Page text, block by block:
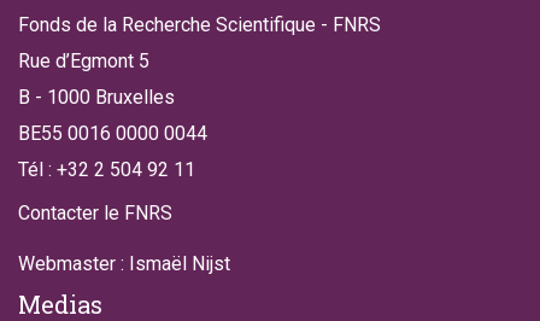
Fonds de la Recherche Scientifique - FNRS
Rue d’Egmont 5
B - 1000 Bruxelles
BE55 0016 0000 0044
Tél : +32 2 504 92 11
Contacter le FNRS
Webmaster : Ismaël Nijst
Medias